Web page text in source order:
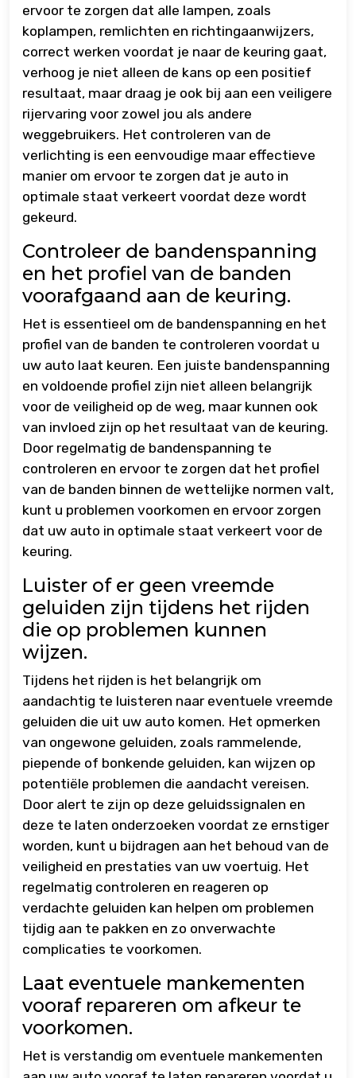
ervoor te zorgen dat alle lampen, zoals
koplampen, remlichten en richtingaanwijzers,
correct werken voordat je naar de keuring gaat,
verhoog je niet alleen de kans op een positief
resultaat, maar draag je ook bij aan een veiligere
rijervaring voor zowel jou als andere
weggebruikers. Het controleren van de
verlichting is een eenvoudige maar effectieve
manier om ervoor te zorgen dat je auto in
optimale staat verkeert voordat deze wordt
gekeurd.
Controleer de bandenspanning
en het profiel van de banden
voorafgaand aan de keuring.
Het is essentieel om de bandenspanning en het
profiel van de banden te controleren voordat u
uw auto laat keuren. Een juiste bandenspanning
en voldoende profiel zijn niet alleen belangrijk
voor de veiligheid op de weg, maar kunnen ook
van invloed zijn op het resultaat van de keuring.
Door regelmatig de bandenspanning te
controleren en ervoor te zorgen dat het profiel
van de banden binnen de wettelijke normen valt,
kunt u problemen voorkomen en ervoor zorgen
dat uw auto in optimale staat verkeert voor de
keuring.
Luister of er geen vreemde
geluiden zijn tijdens het rijden
die op problemen kunnen
wijzen.
Tijdens het rijden is het belangrijk om
aandachtig te luisteren naar eventuele vreemde
geluiden die uit uw auto komen. Het opmerken
van ongewone geluiden, zoals rammelende,
piepende of bonkende geluiden, kan wijzen op
potentiële problemen die aandacht vereisen.
Door alert te zijn op deze geluidssignalen en
deze te laten onderzoeken voordat ze ernstiger
worden, kunt u bijdragen aan het behoud van de
veiligheid en prestaties van uw voertuig. Het
regelmatig controleren en reageren op
verdachte geluiden kan helpen om problemen
tijdig aan te pakken en zo onverwachte
complicaties te voorkomen.
Laat eventuele mankementen
vooraf repareren om afkeur te
voorkomen.
Het is verstandig om eventuele mankementen